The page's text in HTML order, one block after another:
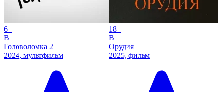
6+
B
Головоломка 2
2024, мультфильм
18+
B
Орудия
2025, фильм